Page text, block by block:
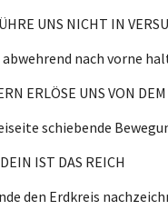
UNS NICHT IN
abwehrend nach vorne
ERLÖSE UNS VON
schiebende
IST DAS REICH
den Erdkreis